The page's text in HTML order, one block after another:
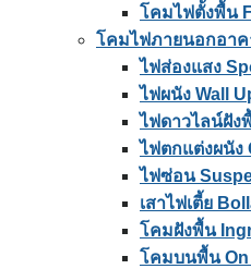
โคมไฟตั้งพื้น
โคมไฟภายนอกอาค
ไฟส่องแสง
ไฟผนัง Wall
ไฟดาวไลน์ฝัง
ไฟตกแต่งผนัง
ไฟซ่อน
เสาไฟเตี้ย
โคมฝังพื้น
โคมบนพื้น On